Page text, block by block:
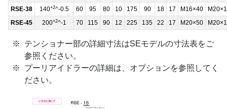
RSE-38
140+2^-0.5 60 95 80 10 175 90 18 17 M16×40
RSE-45
200+2^-1 70 115 90 12 225 135 22 17 M20×50
テンショナー部の詳細寸法はSEモデルの寸法表をご
参照ください。
プーリアイドラーの詳細は、オプションを参照してく
ださい。